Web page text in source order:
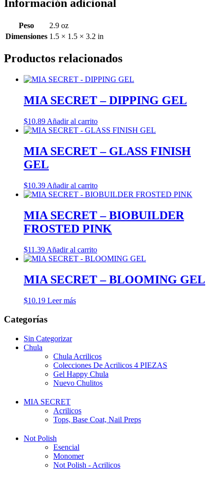
Información adicional
Peso
2.9 oz
Dimensiones 1.5 × 1.5 × 3.2 in
Productos relacionados
MIA SECRET – DIPPING GEL
$10.89 Añadir al carrito
MIA SECRET – GLASS FINISH
GEL
$10.39 Añadir al carrito
MIA SECRET – BIOBUILDER
FROSTED PINK
$11.39 Añadir al carrito
MIA SECRET – BLOOMING GEL
$10.19 Leer más
Categorías
Sin Categorizar
Chula
Chula Acrilicos
Colecciones De Acrilicos 4 PIEZAS
Gel Happy Chula
Nuevo Chulitos
MIA SECRET
Acrilicos
Tops, Base Coat, Nail Preps
Not Polish
Esencial
Monomer
Not Polish - Acrilicos